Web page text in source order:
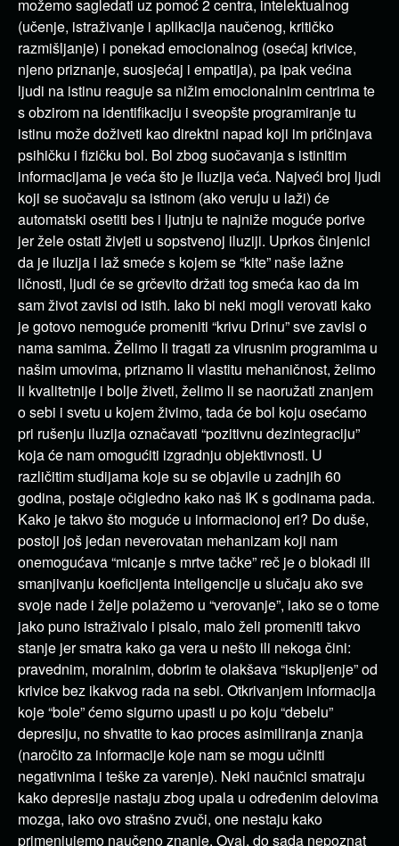
možemo sagledati uz pomoć 2 centra, intelektualnog
(učenje, istraživanje i aplikacija naučenog, kritičko
razmišljanje) i ponekad emocionalnog (osećaj krivice,
njeno priznanje, suosjećaj i empatija), pa ipak većina
ljudi na istinu reaguje sa nižim emocionalnim centrima te
s obzirom na identifikaciju i sveopšte programiranje tu
istinu može doživeti kao direktni napad koji im pričinjava
psihičku i fizičku bol. Bol zbog suočavanja s istinitim
informacijama je veća što je iluzija veća. Najveći broj ljudi
koji se suočavaju sa istinom (ako veruju u laži) će
automatski osetiti bes i ljutnju te najniže moguće porive
jer žele ostati živjeti u sopstvenoj iluziji. Uprkos činjenici
da je iluzija i laž smeće s kojem se “kite” naše lažne
ličnosti, ljudi će se grčevito držati tog smeća kao da im
sam život zavisi od istih. Iako bi neki mogli verovati kako
je gotovo nemoguće promeniti “krivu Drinu” sve zavisi o
nama samima. Želimo li tragati za virusnim programima u
našim umovima, priznamo li vlastitu mehaničnost, želimo
li kvalitetnije i bolje živeti, želimo li se naoružati znanjem
o sebi i svetu u kojem živimo, tada će bol koju osećamo
pri rušenju iluzija označavati “pozitivnu dezintegraciju”
koja će nam omogućiti izgradnju objektivnosti. U
različitim studijama koje su se objavile u zadnjih 60
godina, postaje očigledno kako naš IK s godinama pada.
Kako je takvo što moguće u informacionoj eri? Do duše,
postoji još jedan neverovatan mehanizam koji nam
onemogućava “micanje s mrtve tačke” reč je o blokadi ili
smanjivanju koeficijenta inteligencije u slučaju ako sve
svoje nade i želje polažemo u “verovanje”, iako se o tome
jako puno istraživalo i pisalo, malo želi promeniti takvo
stanje jer smatra kako ga vera u nešto ili nekoga čini:
pravednim, moralnim, dobrim te olakšava “iskupljenje” od
krivice bez ikakvog rada na sebi. Otkrivanjem informacija
koje “bole” ćemo sigurno upasti u po koju “debelu”
depresiju, no shvatite to kao proces asimiliranja znanja
(naročito za informacije koje nam se mogu učiniti
negativnima i teške za varenje). Neki naučnici smatraju
kako depresije nastaju zbog upala u određenim delovima
mozga, iako ovo strašno zvuči, one nestaju kako
primenjujemo naučeno znanje. Ovaj, do sada nepoznat